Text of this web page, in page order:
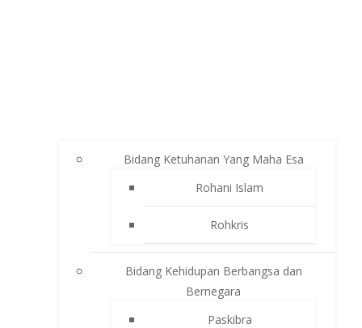
Bidang Ketuhanan Yang Maha Esa
Rohani Islam
Rohkris
Bidang Kehidupan Berbangsa dan
Bernegara
Paskibra